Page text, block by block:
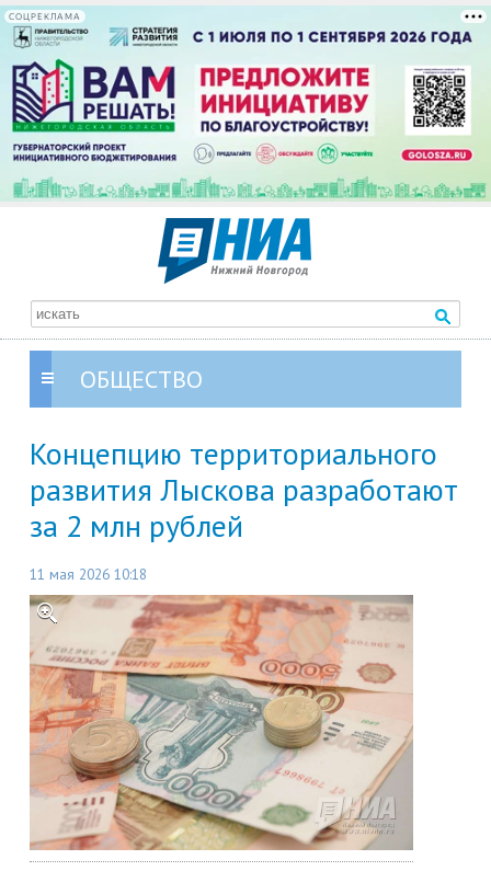
СОЦРЕКЛАМА
ОБЩЕСТВО
Концепцию территориального
развития Лыскова разработают
за 2 млн рублей
11 мая 2026 10:18